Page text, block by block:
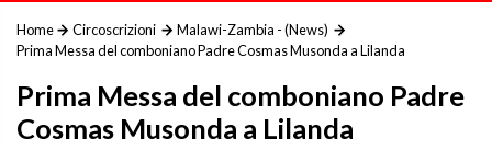
Home Circoscrizioni
Malawi-Zambia - (News)
Prima Messa del comboniano Padre Cosmas Musonda a Lilanda
Prima Messa del comboniano Padre
Cosmas Musonda a Lilanda